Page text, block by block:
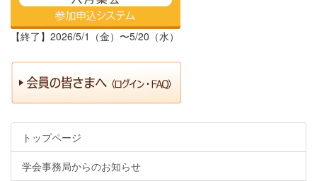
【終了】2026/5/1（金）〜5/20（水）
トップページ
学会事務局からのお知らせ